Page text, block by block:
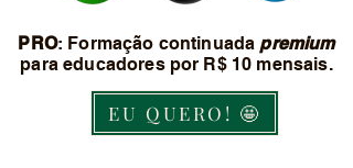
PRO: Formação continuada premium
para educadores por R$ 10 mensais.
EU QUERO! 🤩